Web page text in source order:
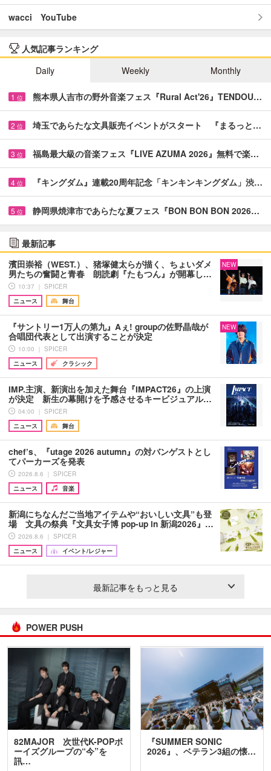
wacci YouTube
人気記事ランキング
Daily
Weekly Monthly
1 位 熊本県人吉市の野外音楽フェス『Rural Act'26』TENDOU…
2 位 埼玉であらたな文具販売イベントがスタート 『まるっと…
3 位 福島最大級の音楽フェス『LIVE AZUMA 2026』無料で楽…
4 位 『キングダム』連載20周年記念「キンキンキングダム」渋…
5 位 静岡県焼津市であらたな夏フェス『BON BON BON 2026…
最新記事
濱田崇裕（WEST.）、猪塚健太らが描く、ちょいダメ
男たちの奮闘と青春 朗読劇『たもつん』が開幕し…
10:37 ｜ SPICER
ニュース
舞台
NEW
『サントリー1万人の第九』Aぇ! groupの佐野晶哉が
合唱団代表として出演することが決定
10:00 ｜ SPICER
ニュース
クラシック
NEW
IMP.主演、新演出を加えた舞台『IMPACT26』の上演
が決定 新生の幕開けを予感させるキービジュアル…
04:00 ｜ SPICER
ニュース
舞台
chef’s、『utage 2026 autumn』の対バンゲストとし
てパーカーズを発表
2026.8.6 ｜ SPICER
ニュース
音楽
新潟にちなんだご当地アイテムや“おいしい文具”も登
場 文具の祭典『文具女子博 pop-up in 新潟2026』…
2026.8.6 ｜ SPICER
ニュース
イベント/レジャー
最新記事をもっと見る
POWER PUSH
82MAJOR 次世代K-POPボ
ーイズグループの“今”を
訊…
『SUMMER SONIC
2026』、ベテラン3組の懐…